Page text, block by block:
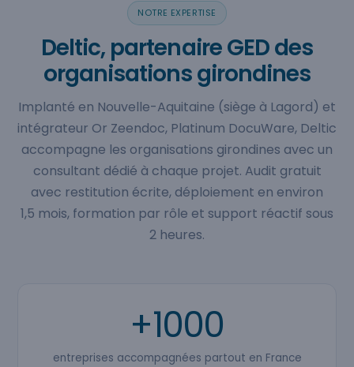
NOTRE EXPERTISE
Deltic, partenaire GED des
organisations girondines
Implanté en Nouvelle-Aquitaine (siège à Lagord) et
intégrateur Or Zeendoc, Platinum DocuWare, Deltic
accompagne les organisations girondines avec un
consultant dédié à chaque projet. Audit gratuit
avec restitution écrite, déploiement en environ
1,5 mois, formation par rôle et support réactif sous
2 heures.
+1000
entreprises accompagnées partout en France